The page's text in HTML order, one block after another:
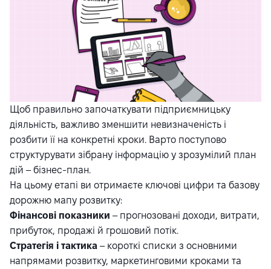
Щоб правильно започаткувати підприємницьку
діяльність, важливо зменшити невизначеність і
розбити її на конкретні кроки. Варто поступово
структурувати зібрану інформацію у зрозумілий план
дій – бізнес-план.
На цьому етапі ви отримаєте ключові цифри та базову
дорожню мапу розвитку:
Фінансові показники – прогнозовані доходи, витрати,
прибуток, продажі й грошовий потік.
Стратегія і тактика – короткі списки з основними
напрямами розвитку, маркетинговими кроками та